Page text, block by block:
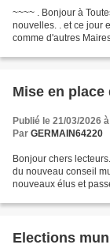
~~~~ . Bonjour à
nouvelles. . et ce jour
comme d'autres
Mise en
Publié le 21/03/2026
Par GERMAIN64220
Bonjour chers
du nouveau conseil
nouveaux élus et
Elections